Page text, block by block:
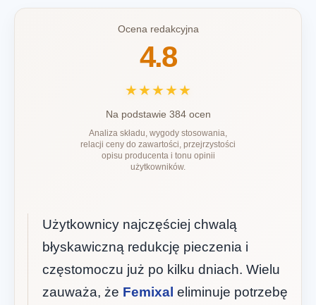
Ocena redakcyjna
4.8
★★★★★
Na podstawie 384 ocen
Analiza składu, wygody stosowania,
relacji ceny do zawartości, przejrzystości
opisu producenta i tonu opinii
użytkowników.
Użytkownicy najczęściej chwalą
błyskawiczną redukcję pieczenia i
częstomoczu już po kilku dniach. Wielu
zauważa, że Femixal eliminuje potrzebę